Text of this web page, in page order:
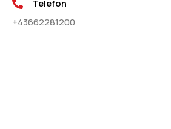
Telefon
+43662281200